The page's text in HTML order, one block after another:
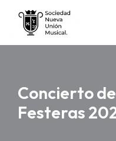
Saltar
al
Concierto
Festeras